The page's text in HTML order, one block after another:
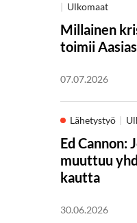
Ulkomaat
Millainen
toimii
07.07.2026
Lähetystyö
Ed Cannon:
muuttuu
kautta
30.06.2026